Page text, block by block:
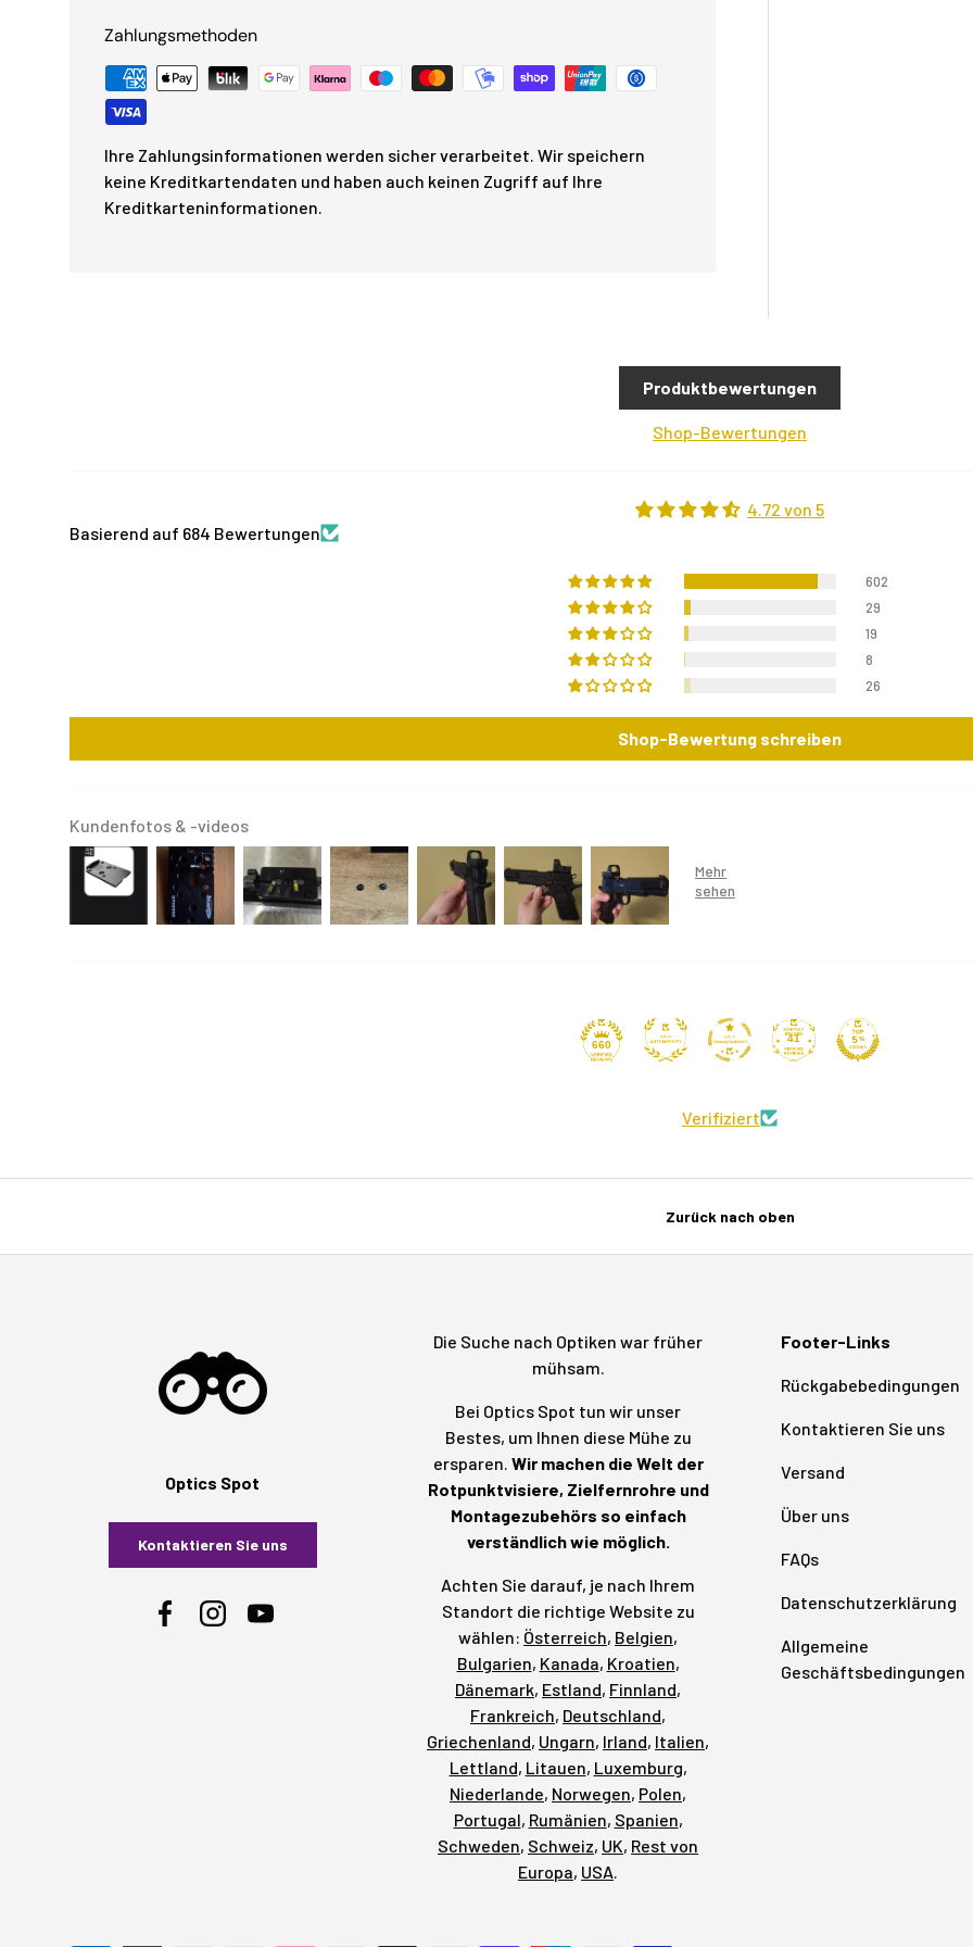
Zahlungsmethoden
Ihre Zahlungsinformationen werden sicher verarbeitet. Wir speichern
keine Kreditkartendaten und haben auch keinen Zugriff auf Ihre
Kreditkarteninformationen.
Produktbewertungen
Shop-Bewertungen
4.72 von 5
Basierend auf 684 Bewertungen
602
29
19
8
26
Shop-Bewertung schreiben
Kundenfotos & -videos
660
41
Verifiziert
Zurück nach oben
Optics Spot
Kontaktieren Sie uns
FacebookInstagramYouTube
Die Suche nach Optiken war früher
mühsam.
Bei Optics Spot tun wir unser
Bestes, um Ihnen diese Mühe zu
ersparen. Wir machen die Welt der
Rotpunktvisiere, Zielfernrohre und
Montagezubehörs so einfach
verständlich wie möglich.
Achten Sie darauf, je nach Ihrem
Standort die richtige Website zu
wählen: Österreich, Belgien,
Bulgarien, Kanada, Kroatien,
Dänemark, Estland, Finnland,
Frankreich, Deutschland,
Griechenland, Ungarn, Irland, Italien,
Lettland, Litauen, Luxemburg,
Niederlande, Norwegen, Polen,
Portugal, Rumänien, Spanien,
Schweden, Schweiz, UK, Rest von
Europa, USA.
Footer-Links
Rückgabebedingungen
Kontaktieren Sie uns
Versand
Über uns
FAQs
Datenschutzerklärung
Allgemeine
Geschäftsbedingungen